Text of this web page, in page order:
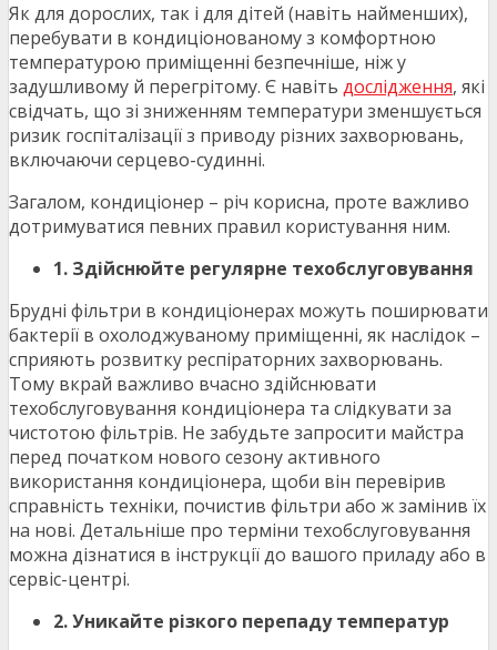
Як для дорослих, так і для дітей (навіть найменших),
перебувати в кондиціонованому з комфортною
температурою приміщенні безпечніше, ніж у
задушливому й перегрітому. Є навіть дослідження, які
свідчать, що зі зниженням температури зменшується
ризик госпіталізації з приводу різних захворювань,
включаючи серцево-судинні.
Загалом, кондиціонер – річ корисна, проте важливо
дотримуватися певних правил користування ним.
1. Здійснюйте регулярне техобслуговування
Брудні фільтри в кондиціонерах можуть поширювати
бактерії в охолоджуваному приміщенні, як наслідок –
сприяють розвитку респіраторних захворювань.
Тому вкрай важливо вчасно здійснювати
техобслуговування кондиціонера та слідкувати за
чистотою фільтрів. Не забудьте запросити майстра
перед початком нового сезону активного
використання кондиціонера, щоби він перевірив
справність техніки, почистив фільтри або ж замінив їх
на нові. Детальніше про терміни техобслуговування
можна дізнатися в інструкції до вашого приладу або в
сервіс-центрі.
2. Уникайте різкого перепаду температур